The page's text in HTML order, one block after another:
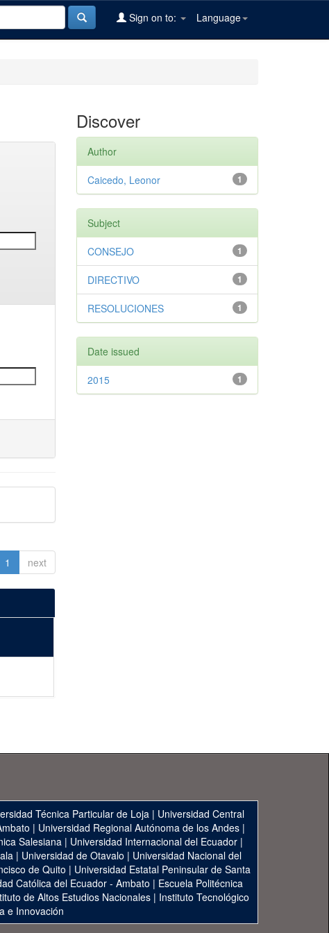
Language
Sign on to:
1 next
Discover
Author
1
Caicedo, Leonor
Subject
1
CONSEJO
1
DIRECTIVO
1
RESOLUCIONES
Date issued
1
2015
Técnica Particular de Loja | Universidad Central
| Universidad Regional Autónoma de los Andes|
Salesiana| Universidad Internacional del Ecuador|
| Universidad de Otavalo | Universidad Nacional del
de Quito | Universidad Estatal Peninsular de Santa
Católica del Ecuador - Ambato | Escuela Politécnica
de Altos Estudios Nacionales | Instituto Tecnológico
e Innovación